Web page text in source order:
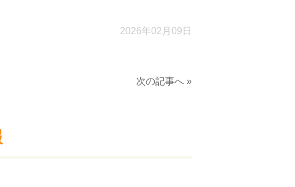
2026年02月09日
次の記事へ »